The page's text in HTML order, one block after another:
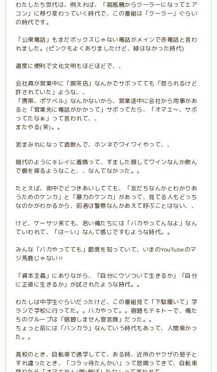
わたしたち世代は、例えれば、「扇風機からクーラーになってエア
コン」に移り変わっていく時代で、この番組は「クーラー」ぐらい
の時代です。
「公衆電話」もまだボックスじゃない電話がメインで赤電話と言わ
れました。(ピンクもよくありましたけど、緑はなかった時代)
適度に便利で文化文明もほどほどで、、
会社員が営業中に「喫茶店」なんかでサボってても「怒られるけど
許されていた」ような、、
「携帯、ポケベル」なんかないから、営業途中に会社から用事があ
ると「営業先に電話がかかって」サボってたら、「オマエ〜、サボ
ってたなぁ」って言われて、、
またやる(笑)。。
泥まみれになって酒飲んで、ホンネでワイワイやって、、
現代のようにキレイに着飾って、すました顔してワインなんか飲ん
で腹を探るようなこと、、なんてなかった。。
たとえば、街中でどつきあいしてても、「友だちなんかとわかりあ
うためのケンカ」と「暴力のケンカ」があって、見てる人もどっち
なのかがわかるから、前者は警察なんかあえて呼ぶことはない、、
けど、ケーサツ来ても、若い俺たちには「バカやってんなよ」なん
ていわれて、「はーい」なんて感じですむような時代。。
みんな「バカやってても」節度を知っていて、いまのYouTubeのマ
ジ馬鹿じゃない‼️
「資本主義」にありながら、「自分にウソついて生きるか」「自分
に正直に生きるか」が試されたような時代。。
わたしは中学生ぐらいだったけど、この番組見て「下駄履いて」学
ランで学校に行ってた。。バカやって。。宿題もテキトーで、俺た
ちのグループは「宿題しません宣言隊」だった。。
ちょっと前には「バンカラ」なんていう時代もあって、人間臭かっ
た。。
高校のとき、自転車で通学してて、ある時、近所のヤクザの息子と
すれ違ったとき、「コラッ待たんかい」って怒鳴ってきて、自転車